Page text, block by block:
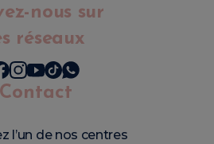
nous sur
réseaux
Contact
l’un de nos centres